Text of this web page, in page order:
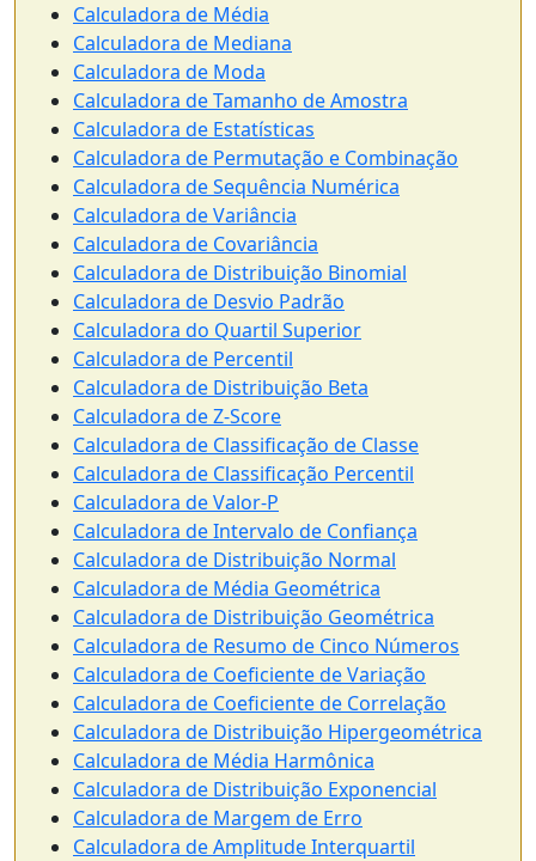
Calculadora de Média
Calculadora de Mediana
Calculadora de Moda
Calculadora de Tamanho de Amostra
Calculadora de Estatísticas
Calculadora de Permutação e Combinação
Calculadora de Sequência Numérica
Calculadora de Variância
Calculadora de Covariância
Calculadora de Distribuição Binomial
Calculadora de Desvio Padrão
Calculadora do Quartil Superior
Calculadora de Percentil
Calculadora de Distribuição Beta
Calculadora de Z-Score
Calculadora de Classificação de Classe
Calculadora de Classificação Percentil
Calculadora de Valor-P
Calculadora de Intervalo de Confiança
Calculadora de Distribuição Normal
Calculadora de Média Geométrica
Calculadora de Distribuição Geométrica
Calculadora de Resumo de Cinco Números
Calculadora de Coeficiente de Variação
Calculadora de Coeficiente de Correlação
Calculadora de Distribuição Hipergeométrica
Calculadora de Média Harmônica
Calculadora de Distribuição Exponencial
Calculadora de Margem de Erro
Calculadora de Amplitude Interquartil